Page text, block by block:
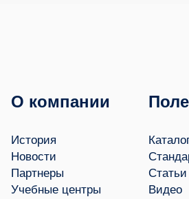
О компании
История
Новости
Партнеры
Учебные центры
Статьи
Видео